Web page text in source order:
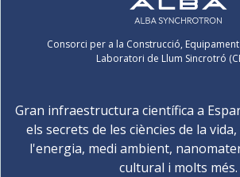
Consorci per a la Construcció,
Laboratori de Llum Sincrotró
Gran infraestructura científica a
els secrets de les ciències de la
l'energia, medi ambient,
cultural i molts més.